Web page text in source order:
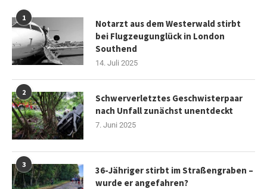
1
Notarzt aus dem Westerwald stirbt
bei Flugzeugunglück in London
Southend
14. Juli 2025
2
Schwerverletztes Geschwisterpaar
nach Unfall zunächst unentdeckt
7. Juni 2025
3
36-Jähriger stirbt im Straßengraben –
wurde er angefahren?